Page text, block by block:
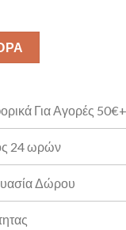
Λόγου Κ14
Για Αγορές 50€+
24 ωρών
Δώρου